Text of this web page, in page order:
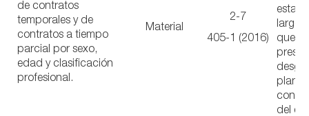
de contratos
temporales y de
contratos a tiempo
parcial por sexo,
edad y clasificación
profesional.
Material
2-7
405-1 (2016)
largo
que
del